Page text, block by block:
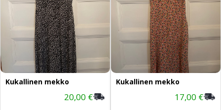
Kukallinen mekko
20,00 €
Kukallinen mekko
17,00 €